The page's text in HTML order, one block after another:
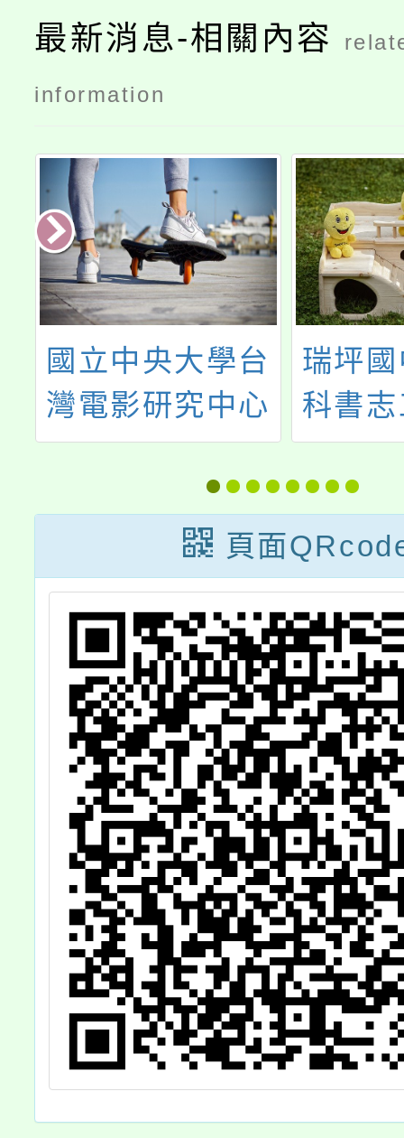
最新消息-相關內容
information
國立中央大學台
灣電影研究中心
辦理「《我認為
這是最接近的樣
子》教具包分享
會」
瑞坪
科書
改
頁面